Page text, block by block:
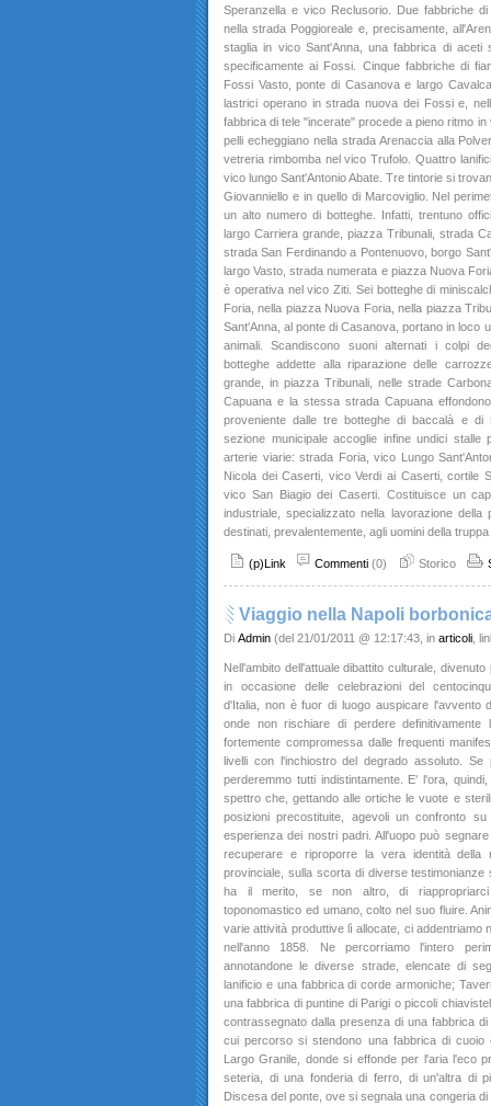
Speranzella e vico Reclusorio. Due fabbriche
nella strada Poggioreale e, precisamente,
staglia in vico Sant'Anna, una fabbrica di aceti
specificamente ai Fossi. Cinque fabbriche di
Fossi Vasto, ponte di Casanova e largo
lastrici operano in strada nuova dei Fossi e,
fabbrica di tele "incerate" procede a pieno ritmo
pelli echeggiano nella strada Arenaccia alla
vetreria rimbomba nel vico Trufolo. Quattro
vico lungo Sant'Antonio Abate. Tre tintorie si
Giovanniello e in quello di Marcoviglio. Nel
un alto numero di botteghe. Infatti, trentuno
largo Carriera grande, piazza Tribunali, strada
strada San Ferdinando a Pontenuovo, borgo
largo Vasto, strada numerata e piazza Nuova
è operativa nel vico Ziti. Sei botteghe di
Foria, nella piazza Nuova Foria, nella piazza
Sant'Anna, al ponte di Casanova, portano in loco
animali. Scandiscono suoni alternati i colpi
botteghe addette alla riparazione delle
grande, in piazza Tribunali, nelle strade
Capuana e la stessa strada Capuana
proveniente dalle tre botteghe di baccalà e di
sezione municipale accoglie infine undici stalle
arterie viarie: strada Foria, vico Lungo
Nicola dei Caserti, vico Verdi ai Caserti, cortile
vico San Biagio dei Caserti. Costituisce un
industriale, specializzato nella lavorazione
destinati, prevalentemente, agli uomini della
(p)Link Commenti (0) Storico
Viaggio nella Napoli
Di Admin (del 21/01/2011 @ 12:17:43, in articoli ,
Nell'ambito dell'attuale dibattito culturale,
in occasione delle celebrazioni del
d'Italia, non è fuor di luogo auspicare l'avvento
onde non rischiare di perdere definitivamente
fortemente compromessa dalle frequenti
livelli con l'inchiostro del degrado assoluto. Se
perderemmo tutti indistintamente. E' l'ora,
spettro che, gettando alle ortiche le vuote e
posizioni precostituite, agevoli un confronto
esperienza dei nostri padri. All'uopo può
recuperare e riproporre la vera identità della
provinciale, sulla scorta di diverse testimonianze
ha il merito, se non altro, di
toponomastico ed umano, colto nel suo fluire.
varie attività produttive lì allocate, ci addentriamo
nell'anno 1858. Ne percorriamo l'intero
annotandone le diverse strade, elencate di
lanificio e una fabbrica di corde armoniche;
una fabbrica di puntine di Parigi o piccoli
contrassegnato dalla presenza di una fabbrica
cui percorso si stendono una fabbrica di
Largo Granile, donde si effonde per l'aria l'eco
seteria, di una fonderia di ferro, di un'altra di
Discesa del ponte, ove si segnala una congeria